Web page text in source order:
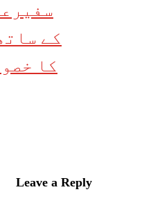
کے
کا
Leave a Reply